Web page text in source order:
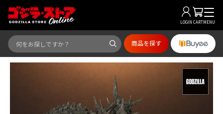
LOGIN CARTMENU
商品を探す